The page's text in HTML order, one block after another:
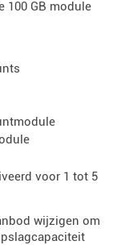
100 GB module
voor 1 tot 5
wijzigen om